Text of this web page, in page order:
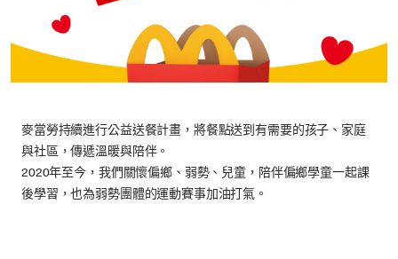
麥當勞持續進行公益送餐計畫，將餐點送到有需要的孩子、家庭
與社區，傳遞溫暖與陪伴。
2020年至今，我們關懷偏鄉、弱勢、兒童，陪伴偏鄉學童一起課
後學習，也為弱勢團體的運動賽事加油打氣。